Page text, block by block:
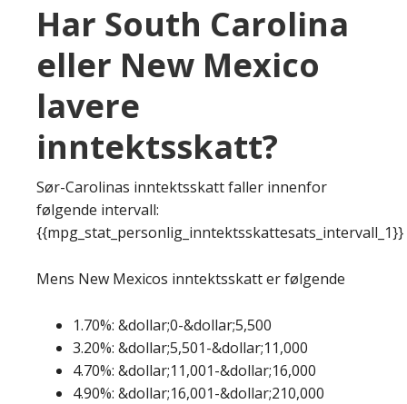
Har South Carolina
eller New Mexico
lavere
inntektsskatt?
Sør-Carolinas inntektsskatt faller innenfor
følgende intervall:
{{mpg_stat_personlig_inntektsskattesats_intervall_1}}
Mens New Mexicos inntektsskatt er følgende
1.70%: &dollar;0-&dollar;5,500
3.20%: &dollar;5,501-&dollar;11,000
4.70%: &dollar;11,001-&dollar;16,000
4.90%: &dollar;16,001-&dollar;210,000